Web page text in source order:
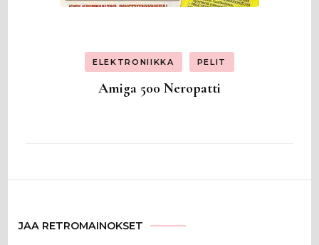
ELEKTRONIIKKA PELIT
Amiga 500 Neropatti
JAA RETROMAINOKSET